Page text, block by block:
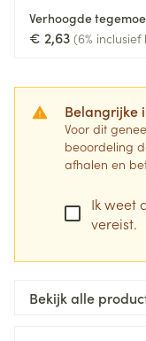
Verhoogde
€ 2,63 (6% inclusief
Belangrijke
Voor dit
beoordeling
afhalen en
Ik weet
vereist.
Bekijk alle